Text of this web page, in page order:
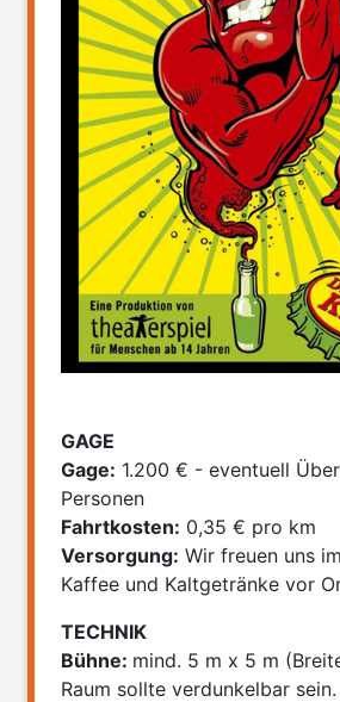
GAGE
Gage: 1.200 € - eventuell
Personen
Fahrtkosten: 0,35 € pro km
Versorgung: Wir freuen uns
Kaffee und Kaltgetränke vor
TECHNIK
Bühne: mind. 5 m x 5 m
Raum sollte verdunkelbar sein.